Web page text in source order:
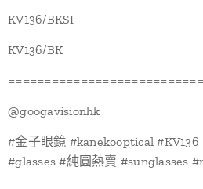
KV136/BKSI
KV136/BK
@‌googavisionhk
#金子眼鏡 #kanekooptical
#glasses #純圓熱賣 #sunglasses